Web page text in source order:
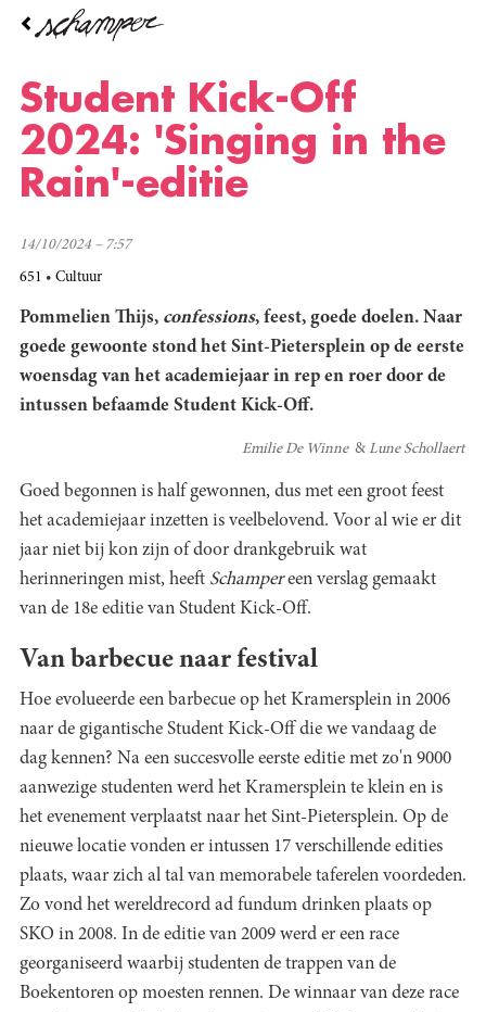
Overslaan
inhoud
gaan
Student Kick-Off
2024: 'Singing in the
Rain'-editie
14/10/2024 – 7:57
651 Cultuur
Pommelien Thijs, confessions, feest, goede doelen. Naar
goede gewoonte stond het Sint-Pietersplein op de eerste
woensdag van het academiejaar in rep en roer door de
intussen befaamde Student Kick-Off.
Emilie De Winne Lune Schollaert
Goed begonnen is half gewonnen, dus met een groot feest
het academiejaar inzetten is veelbelovend. Voor al wie er dit
jaar niet bij kon zijn of door drankgebruik wat
herinneringen mist, heeft Schampereen verslag gemaakt
van de 18e editie van Student Kick-Off.
Van barbecue naar festival
Hoe evolueerde een barbecue op het Kramersplein in 2006
naar de gigantische Student Kick-Off die we vandaag de
dag kennen? Na een succesvolle eerste editie met zo'n 9000
aanwezige studenten werd het Kramersplein te klein en is
het evenement verplaatst naar het Sint-Pietersplein. Op de
nieuwe locatie vonden er intussen 17 verschillende edities
plaats, waar zich al tal van memorabele taferelen voordeden.
Zo vond het wereldrecord ad fundum drinken plaats op
SKO in 2008. In de editie van 2009 werd er een race
georganiseerd waarbij studenten de trappen van de
Boekentoren op moesten rennen. De winnaar van deze race